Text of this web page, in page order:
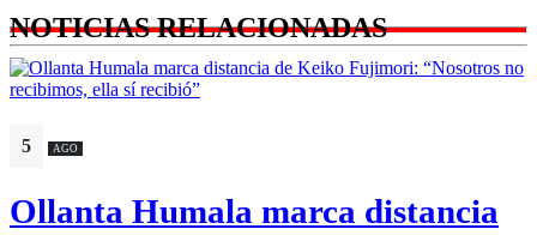
NOTICIAS RELACIONADAS
5 AGO
Ollanta Humala marca distancia